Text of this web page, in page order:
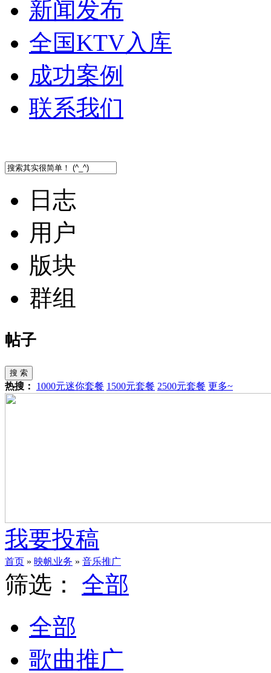
新闻发布
全国KTV入库
成功案例
联系我们
日志
用户
版块
群组
帖子
搜 索
热搜： 1000元迷你套餐 1500元套餐 2500元套餐 更多~
我要投稿
首页 » 映帆业务 » 音乐推广
筛选：
全部
全部
歌曲推广